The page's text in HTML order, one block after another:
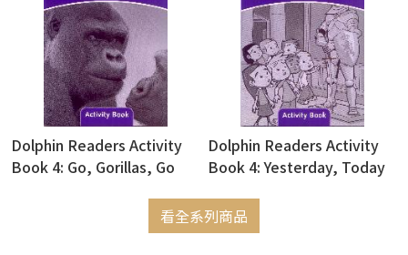
Dolphin Readers Activity
Book 4: Go, Gorillas, Go
Dolphin Readers Activity
Book 4: Yesterday, Today
看全系列商品